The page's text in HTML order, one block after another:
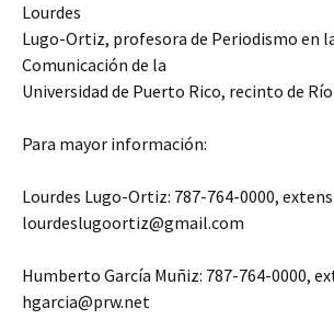
Lourdes
Lugo-Ortiz, profesora de Periodismo en
Comunicación de la
Universidad de Puerto Rico, recinto de
Para mayor información:
Lourdes Lugo-Ortiz: 787-764-0000,
lourdeslugoortiz@gmail.com
Humberto García Muñiz: 787-764-0000,
hgarcia@prw.net